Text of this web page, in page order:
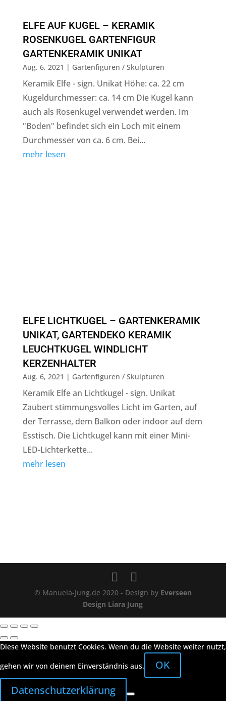
ELFE AUF KUGEL – KERAMIK
ROSENKUGEL GARTENFIGUR
GARTENKERAMIK UNIKAT
Aug. 6, 2021 | Gartenfiguren / Skulpturen
Keramik Elfe - sign. Unikat Höhe: ca. 22 cm
Kugeldurchmesser: ca. 14 cm Die Kugel kann
auch als Rosenkugel verwendet werden. Im
"Boden" befindet sich ein Loch mit einem
Durchmesser von ca. 6 cm. Bei...
mehr lesen
ELFE LICHTKUGEL – GARTENKERAMIK
UNIKAT, GARTENDEKO KERAMIK
LEUCHTKUGEL WINDLICHT
KERZENHALTER
Aug. 6, 2021 | Gartenfiguren / Skulpturen
Keramik Elfe an Lichtkugel - sign. Unikat
Zaubert stimmungsvolles Licht im Garten, auf
der Terrasse, dem Balkon oder indoor auf dem
Esstisch. Die Lichtkugel kann mit einer Mini-
LED-Lichterkette...
mehr lesen
© Manuela-Jung.de 2020 - Design by Everseen
Design Liara Jung
Diese Website benutzt Cookies. Wenn du die Website weiter nutzt,
gehen wir von deinem Einverständnis aus.
OK
Datenschutzerklärung